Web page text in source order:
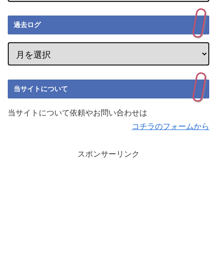
過去ログ
当サイトについて
当サイトについて依頼やお問い合わせは
コチラのフォームから
スポンサーリンク